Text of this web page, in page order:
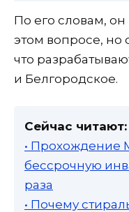
По его словам,
этом вопросе, но
что
и Белгородское.
Сейчас читают:
• Прохождение
бессрочную
раза
• Почему